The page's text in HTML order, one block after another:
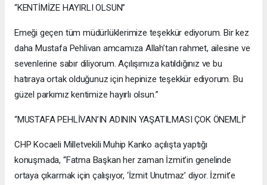
“KENTİMİZE HAYIRLI OLSUN”
Emeği geçen tüm müdürlüklerimize teşekkür ediyorum. Bir kez
daha Mustafa Pehlivan amcamıza Allah’tan rahmet, ailesine ve
sevenlerine sabır diliyorum. Açılışımıza katıldığınız ve bu
hatıraya ortak olduğunuz için hepinize teşekkür ediyorum. Bu
güzel parkımız kentimize hayırlı olsun.”
“MUSTAFA PEHLİVAN’IN ADININ YAŞATILMASI ÇOK ÖNEMLİ”
CHP Kocaeli Milletvekili Muhip Kanko açılışta yaptığı
konuşmada, “Fatma Başkan her zaman İzmit’in genelinde
ortaya çıkarmak için çalışıyor, ‘İzmit Unutmaz’ diyor. İzmit’e